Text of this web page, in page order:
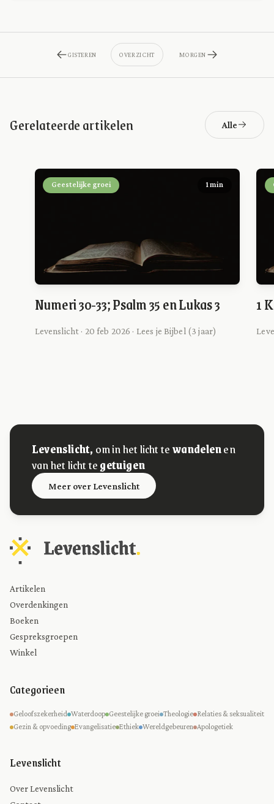
GISTEREN OVERZICHT MORGEN
Gerelateerde artikelen Alle
Geestelijke groei 1 min
Numeri 30-33; Psalm 35 en Lukas 3
Levenslicht · 20 feb 2026 · Lees je Bijbel (3 jaar)
1
Levenslicht, om in het licht tewandelenen
van het licht tegetuigen
Meer over Levenslicht
Artikelen
Overdenkingen
Boeken
Gespreksgroepen
Winkel
Categorieen
Geloofszekerheid Waterdoop Geestelijke groei Theologie Relaties & seksualiteit
Gezin & opvoeding Evangelisatie Ethiek Wereldgebeuren Apologetiek
Levenslicht
Over Levenslicht